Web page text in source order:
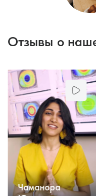
Отзывы о
Чаманора